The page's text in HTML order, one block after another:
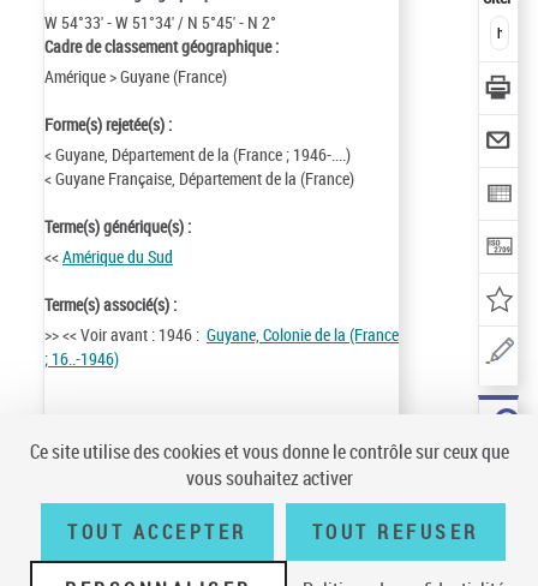
W 54°33' - W 51°34' / N 5°45' - N 2°
Cadre de classement géographique :
Amérique > Guyane (France)
Forme(s) rejetée(s) :
< Guyane, Département de la (France ; 1946-....)
< Guyane Française, Département de la (France)
Terme(s) générique(s) :
<<Amérique du Sud
Terme(s) associé(s) :
>> << Voir avant : 1946 : Guyane, Colonie de la (France
; 16..-1946)
Notice n° :FRBNF15238517
Mise à jour :14/10/27
Ce site utilise des cookies et vous donne le contrôle sur ceux que
vous souhaitez activer
TOUT ACCEPTER TOUT REFUSER